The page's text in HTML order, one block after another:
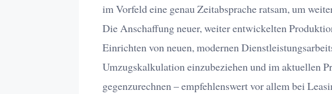
im Vorfeld eine genau Zeitabsprache ratsam, um
Die Anschaffung neuer, weiter entwickelten
Einrichten von neuen, modernen
Umzugskalkulation einzubeziehen und im aktuellen
gegenzurechnen – empfehlenswert vor allem bei